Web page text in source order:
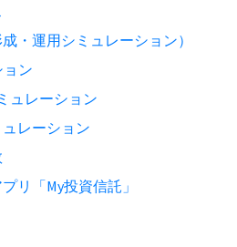
・運用シミュレーション）
ョン
ュレーション
レーション
リ「My投資信託」